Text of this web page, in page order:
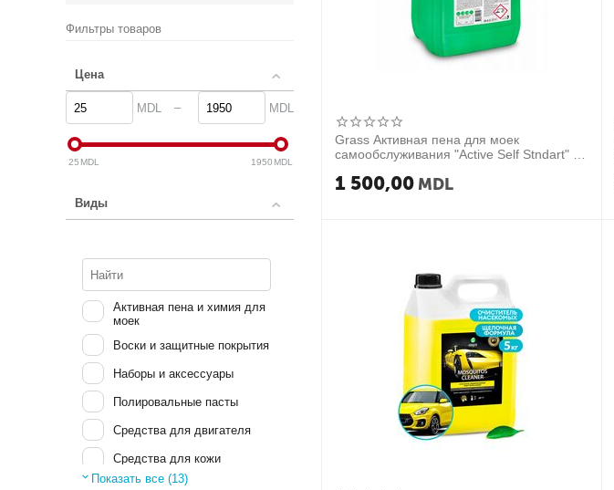
Grass Активная пена для моек
самообслуживания "Active Self Stndart" 20
1 500,00 MDL
Фильтры товаров
Цена
MDL – MDL
25 MDL 1950 MDL
Виды
Активная пена и химия для
моек
Воски и защитные покрытия
Наборы и аксессуары
Полировальные пасты
Средства для двигателя
Средства для кожи
Удаление насекомых и
Показать все (13)